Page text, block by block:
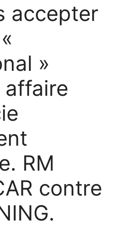
accepter
»
affaire
RM
contre